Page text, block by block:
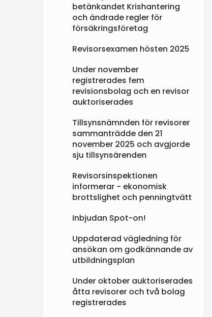
betänkandet Krishantering
och ändrade regler för
försäkringsföretag
Revisorsexamen hösten 2025
Under november
registrerades fem
revisionsbolag och en revisor
auktoriserades
Tillsynsnämnden för revisorer
sammanträdde den 21
november 2025 och avgjorde
sju tillsynsärenden
Revisorsinspektionen
informerar - ekonomisk
brottslighet och penningtvätt
Inbjudan Spot-on!
Uppdaterad vägledning för
ansökan om godkännande av
utbildningsplan
Under oktober auktoriserades
åtta revisorer och två bolag
registrerades